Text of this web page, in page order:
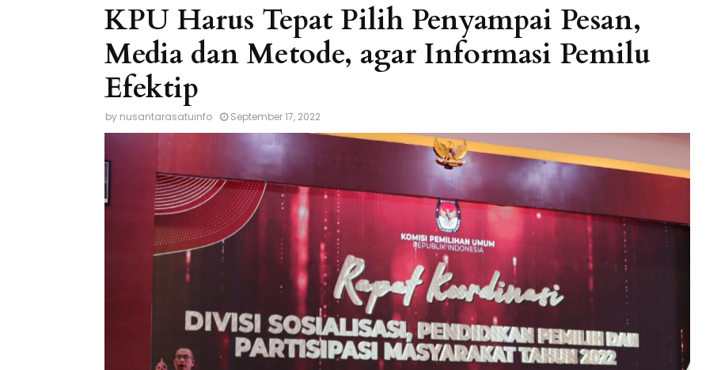
KPU Harus Tepat Pilih Penyampai Pesan,
Media dan Metode, agar Informasi Pemilu
Efektip
by nusantarasatuinfo September 17, 2022